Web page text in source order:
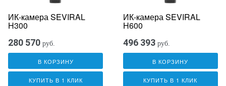
ИК-камера SEVIRAL
H300
280 570 руб.
В КОРЗИНУ
КУПИТЬ В 1 КЛИК
ИК-камера SEVIRAL
H600
496 393 руб.
В КОРЗИНУ
КУПИТЬ В 1 КЛИК